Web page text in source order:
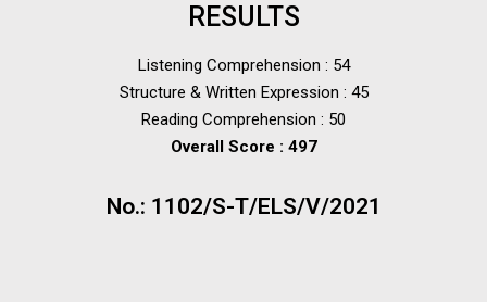
RESULTS
Listening Comprehension : 54
Structure & Written Expression : 45
Reading Comprehension : 50
Overall Score : 497
No.: 1102/S-T/ELS/V/2021